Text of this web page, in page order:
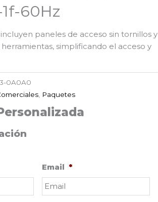
60Hz
incluyen paneles de acceso sin tornillos y
simplificando el acceso y
0A0A0
Paquetes
Email *